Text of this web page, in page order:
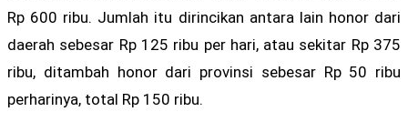
Rp 600 ribu. Jumlah itu dirincikan antara lain honor dari
daerah sebesar Rp 125 ribu per hari, atau sekitar Rp 375
ribu, ditambah honor dari provinsi sebesar Rp 50 ribu
perharinya, total Rp 150 ribu.